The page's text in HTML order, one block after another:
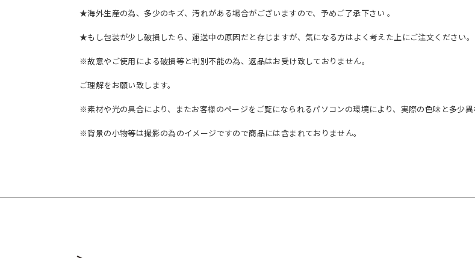
★海外生産の為、多少のキズ、汚れがある場合がございますので、予めご了承下さい 。
★もし包装が少し破損したら、運送中の原因だと存じますが、気になる方はよく考えた上にご注文ください。
※故意やご使用による破損等と判別不能の為、返品はお受け致しておりません。
ご理解をお願い致します。
※素材や光の具合により、またお客様のページをご覧になられるパソコンの環境により、実際の色味と多少
※背景の小物等は撮影の為のイメージですので商品には含まれておりません。